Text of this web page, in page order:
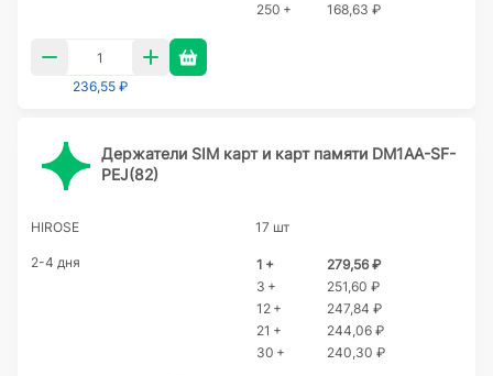
250 +
168,63 ₽
236,55 ₽
Держатели SIM карт и карт памяти DM1AA-SF-
PEJ(82)
HIROSE 17 шт
2-4 дня 1 +
279,56 ₽
3 +
251,60 ₽
12 +
247,84 ₽
21 +
244,06 ₽
30 +
240,30 ₽